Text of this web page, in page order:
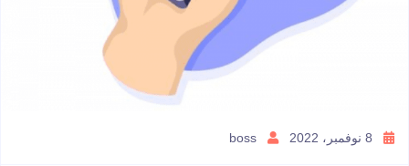
8 نوفمبر، 2022